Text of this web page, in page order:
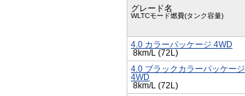
グレード名
WLTCモード燃費(タンク容量)
4.0 カラーパッケージ 4WD
8km/L (72L)
4.0 ブラックカラーパッケージ
4WD
8km/L (72L)